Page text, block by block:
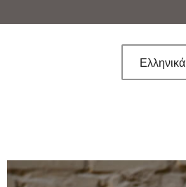
Ελληνικά